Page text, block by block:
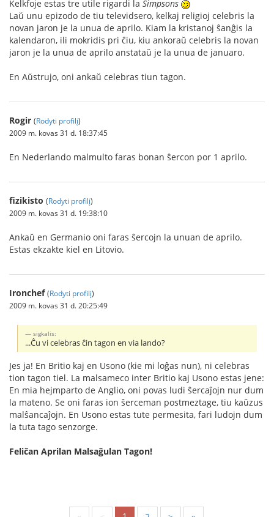
Kelkfoje estas tre utile rigardi la Simpsons
Laŭ unu epizodo de tiu televidsero, kelkaj religioj celebris la
novan jaron je la unua de aprilo. Kiam la kristanoj ŝanĝis la
kalendaron, ili mokridis pri ĉiu, kiu ankoraŭ celebris la novan
jaron je la unua de aprilo anstataŭ je la unua de januaro.
En Aŭstrujo, oni ankaŭ celebras tiun tagon.
Rogir (Rodyti profilį)
2009 m. kovas 31 d. 18:37:45
En Nederlando malmulto faras bonan ŝercon por 1 aprilo.
fizikisto (Rodyti profilį)
2009 m. kovas 31 d. 19:38:10
Ankaŭ en Germanio oni faras ŝercojn la unuan de aprilo.
Estas ekzakte kiel en Litovio.
Ironchef (Rodyti profilį)
2009 m. kovas 31 d. 20:25:49
sigkalis:
...Ĉu vi celebras ĉin tagon en via lando?
Jes ja! En Britio kaj en Usono (kie mi loĝas nun), ni celebras
tion tagon tiel. La malsameco inter Britio kaj Usono estas jene:
En mia hejmparto de Anglio, oni povas ludi ŝercaĵojn nur dum
la mateno. Se oni faras ion ŝerceman postmeztage, tiu kaŭzus
malŝancaĵojn. En Usono estas tute permesita, fari ludojn dum
la tuta tago senzorge.
Feliĉan Aprilan Malsaĝulan Tagon!